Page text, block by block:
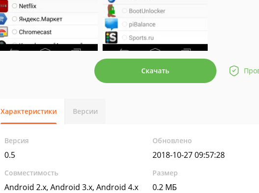
Скачать
Характеристики Версии
Версия
0.5
Обновлено
2018-10-27 09:57:28
Совместимость
Android 2.x, Android 3.x, Android 4.x
Размер
0.2 МБ